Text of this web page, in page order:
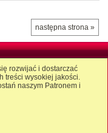
następna strona »
rozwijać i dostarczać
treści wysokiej jakości.
naszym Patronem i